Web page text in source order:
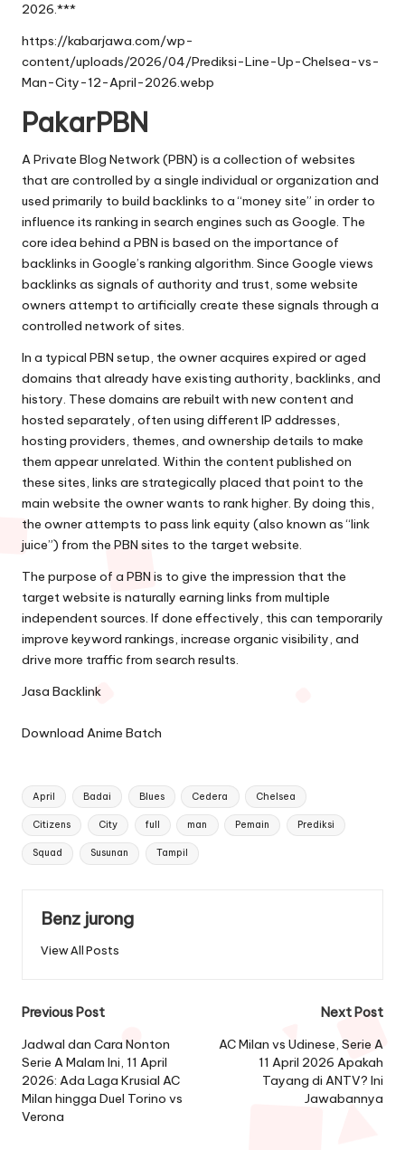
2026.***
https://kabarjawa.com/wp-
content/uploads/2026/04/Prediksi-Line-Up-Chelsea-vs-
Man-City-12-April-2026.webp
PakarPBN
A Private Blog Network (PBN) is a collection of websites
that are controlled by a single individual or organization and
used primarily to build backlinks to a “money site” in order to
influence its ranking in search engines such as Google. The
core idea behind a PBN is based on the importance of
backlinks in Google’s ranking algorithm. Since Google views
backlinks as signals of authority and trust, some website
owners attempt to artificially create these signals through a
controlled network of sites.
In a typical PBN setup, the owner acquires expired or aged
domains that already have existing authority, backlinks, and
history. These domains are rebuilt with new content and
hosted separately, often using different IP addresses,
hosting providers, themes, and ownership details to make
them appear unrelated. Within the content published on
these sites, links are strategically placed that point to the
main website the owner wants to rank higher. By doing this,
the owner attempts to pass link equity (also known as “link
juice”) from the PBN sites to the target website.
The purpose of a PBN is to give the impression that the
target website is naturally earning links from multiple
independent sources. If done effectively, this can temporarily
improve keyword rankings, increase organic visibility, and
drive more traffic from search results.
Jasa Backlink
Download Anime Batch
Tags:
April Badai Blues Cedera Chelsea
Citizens City full man Pemain Prediksi
Squad Susunan Tampil
Benz jurong
View All Posts
Post
navigation
Previous Post
Jadwal dan Cara Nonton
Serie A Malam Ini, 11 April
2026: Ada Laga Krusial AC
Milan hingga Duel Torino vs
Verona
Next Post
AC Milan vs Udinese, Serie A
11 April 2026 Apakah
Tayang di ANTV? Ini
Jawabannya